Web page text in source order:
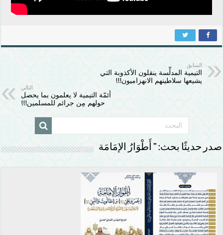
السابق
التيمية المدلِّسة ينقلون الأكذوبة التي
يشيعها سلاطينهم ‏‎الانهزاميون‎!!!‎
التالي
‏‎ ‎أئمّة التيمية لا يعلمون بما يحصل
حولهم مِن ‏‎جرائم للمسلمين‎!!!‎
صدر حديثًا بحث: ” أَطْوَارُ الإمَامَة